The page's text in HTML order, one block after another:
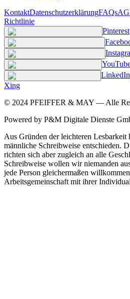
KontaktDatenschutzerklärungFAQs
Richtlinie
Pinterest
LinkedIn
Xing
© 2024 PFEIFFER & MAY — Alle
Powered by P&M Digitale Dienste
Aus Gründen der leichteren Lesbarkeit
männliche Schreibweise entschieden.
richten sich aber zugleich an alle
Schreibweise wollen wir niemanden
jede Person gleichermaßen
Arbeitsgemeinschaft mit ihrer